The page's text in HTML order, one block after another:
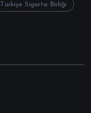
Türkiye Sigorta Birliği